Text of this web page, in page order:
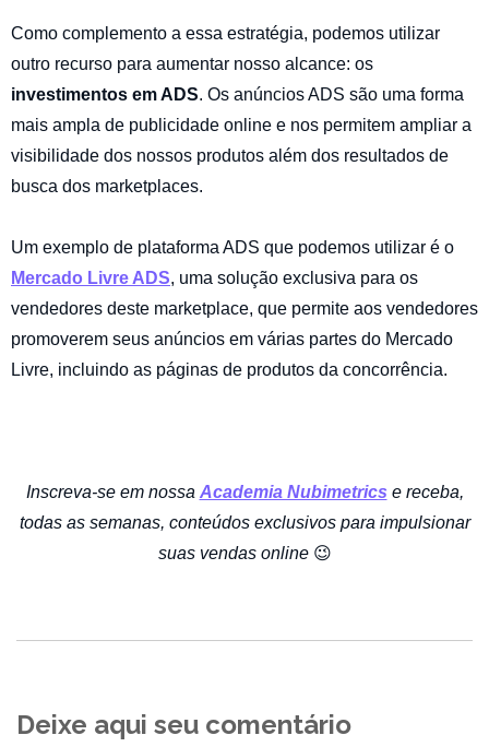
Como complemento a essa estratégia, podemos utilizar
outro recurso para aumentar nosso alcance: os
investimentos em ADS. Os anúncios ADS são uma forma
mais ampla de publicidade online e nos permitem ampliar a
visibilidade dos nossos produtos além dos resultados de
busca dos marketplaces.
Um exemplo de plataforma ADS que podemos utilizar é o
Mercado Livre ADS, uma solução exclusiva para os
vendedores deste marketplace, que permite aos vendedores
promoverem seus anúncios em várias partes do Mercado
Livre, incluindo as páginas de produtos da concorrência.
Inscreva-se em nossa Academia Nubimetrics e receba,
todas as semanas, conteúdos exclusivos para impulsionar
suas vendas online 😉
Deixe aqui seu comentário